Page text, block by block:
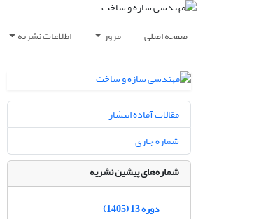
صفحه اصلی مرور اطلاعات نشریه
مقالات آماده انتشار
شماره جاری
شماره‌های پیشین نشریه
دوره 13 (1405)